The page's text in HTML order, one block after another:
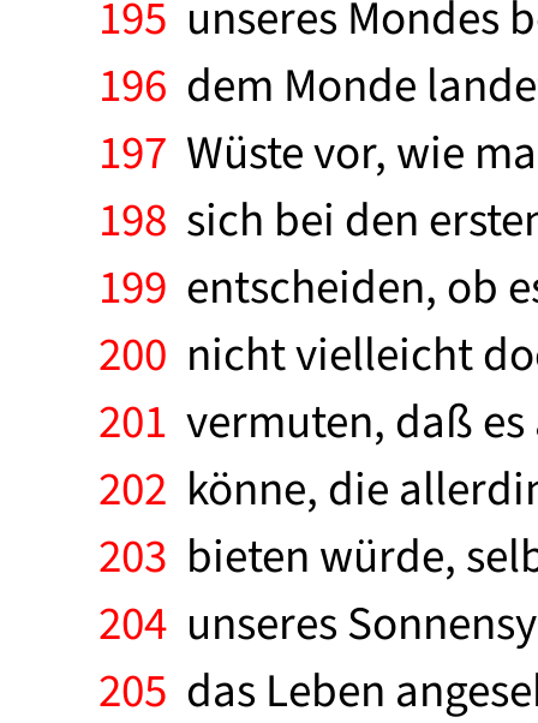
195 unseres Mondes
196 dem Monde
197 Wüste vor, wie
198 sich bei den
199 entscheiden, ob
200 nicht vielleicht
201 vermuten, daß
202 könne, die
203 bieten würde,
204 unseres
205 das Leben